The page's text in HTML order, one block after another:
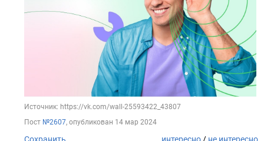
Источник: https://vk.com/wall-25593422_43807
Пост №2607, опубликован 14 мар 2024